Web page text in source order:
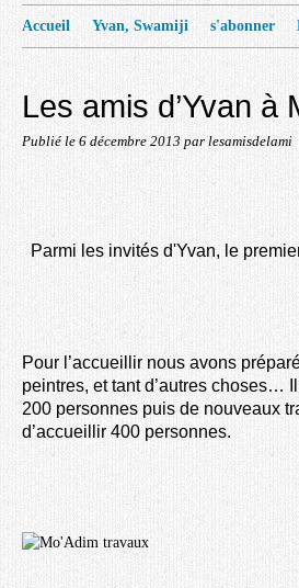
Accueil Yvan, Swamiji s'abonner
Les amis d’Yvan à
Publié le 6 décembre 2013 par lesamisdelami
Parmi les invités d'Yvan, le
Pour l’accueillir nous avons
peintres, et tant d’autres choses…
200 personnes puis de nouveaux
d’accueillir 400 personnes.